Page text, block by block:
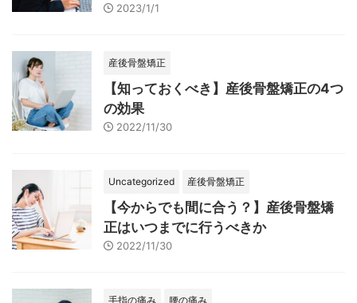
2023/1/1
産後骨盤矯正
【知っておくべき】産後骨盤矯正の4つ
の効果
2022/11/30
Uncategorized 産後骨盤矯正
【今からでも間に合う？】産後骨盤矯
正はいつまでに行うべきか
2022/11/30
手指の痛み 腰の痛み